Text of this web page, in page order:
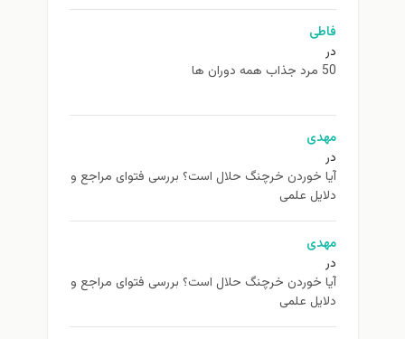
فاطی
در
50 مرد جذاب همه دوران ها
مهدی
در
آیا خوردن خرچنگ حلال است؟ بررسی فتوای مراجع و
دلایل علمی
مهدی
در
آیا خوردن خرچنگ حلال است؟ بررسی فتوای مراجع و
دلایل علمی